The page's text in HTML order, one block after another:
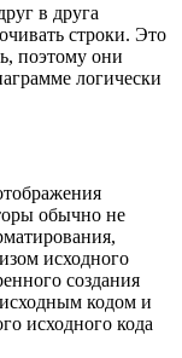
в друга
строки. Это
поэтому они
логически
обычно не
исходного
создания
кодом и
исходного кода